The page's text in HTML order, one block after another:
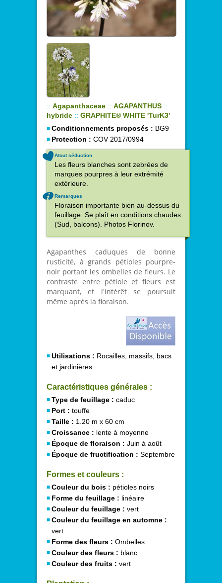
:: Agapanthaceae :: AGAPANTHUS ::
hybride :: GRAPHITE® WHITE 'TurK3'
Conditionnements proposés : BG9
Protection : COV 2017/0994
Atout séduction
Les fleurs blanches sont zebrées de
marques pourpres à leur extrémité
extérieure.
Remarques
Floraison importante bien au-dessus du
feuillage. Se plaît en conditions chaudes
(Sud, balcons). Photos Florinov.
Agapanthes caduques de bonne
rusticité, à grands pétioles pourpre-
noir portant les ombelles de fleurs. Le
contraste entre pétiole et fleurs est
marquant, et l'intérêt se poursuit
même après la floraison.
Utilisations : Rocailles, massifs, bacs
et jardinières.
Caractéristiques générales :
Type de feuillage : caduc
Port : touffe
Taille : 1.20 m x 60 cm
Croissance : lente à moyenne
Époque de floraison : Juin à août
Époque de fructification : Septembre
Formes et couleurs :
Couleur du bois : pétioles noirs
Forme du feuillage : linéaire
Couleur du feuillage : vert
Couleur du feuillage en automne :
vert
Forme des fleurs : Ombelles
Couleur des fleurs : blanc
Couleur des fruits : vert